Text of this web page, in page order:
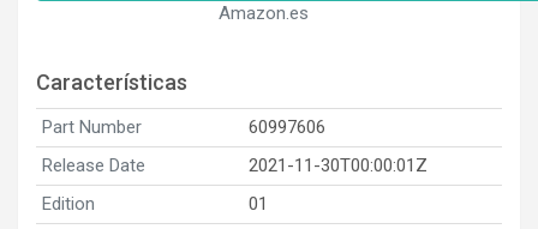
Amazon.es
Características
Part Number
60997606
Release Date
2021-11-30T00:00:01Z
Edition
01